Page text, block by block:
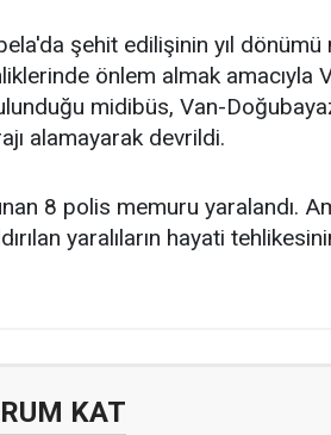
şehit edilişinin yıl dönümü
önlem almak amacıyla
midibüs, Van-
alamayarak devrildi.
8 polis memuru yaralandı.
yaralıların hayati
KAT